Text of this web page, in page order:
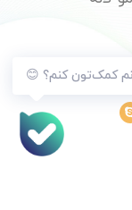
کمک‌تون کنم؟ 😊